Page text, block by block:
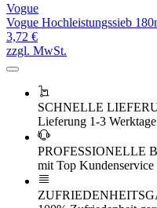
Vogue
Vogue Hochleistungssieb
3,72 €
zzgl. MwSt.
SCHNELLE
Lieferung 1-3 Werktage
PROFESSIONELLE
mit Top Kundenservice